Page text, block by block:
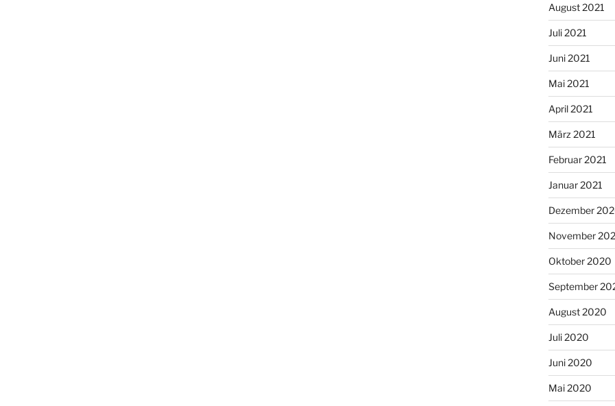
August 2021
Juli 2021
Juni 2021
Mai 2021
April 2021
März 2021
Februar 2021
Januar 2021
Dezember
November
Oktober 2020
September
August 2020
Juli 2020
Juni 2020
Mai 2020